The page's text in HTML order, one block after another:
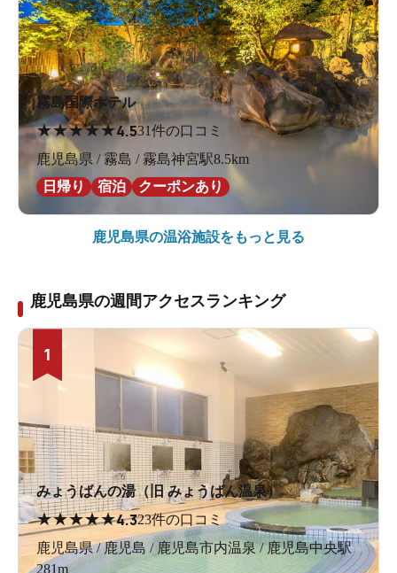
霧島国際ホテル
★★★★★4.531件の口コミ
鹿児島県 / 霧島 / 霧島神宮駅8.5km
日帰り
宿泊 クーポンあり
鹿児島県の温浴施設をもっと見る
鹿児島県の週間アクセスランキング
1
みょうばんの湯（旧 みょうばん温泉）
★★★★★4.323件の口コミ
鹿児島県 / 鹿児島 / 鹿児島市内温泉 / 鹿児島中央駅
281m